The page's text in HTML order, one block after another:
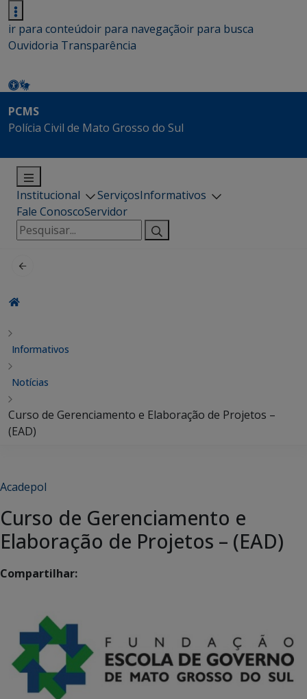
ir para conteúdoir para navegaçãoir para busca
Ouvidoria Transparência
PCMS
Polícia Civil de Mato Grosso do Sul
Institucional ServiçosInformativos
Fale ConoscoServidor
Pesquisar
por:
Informativos
Notícias
Curso de Gerenciamento e Elaboração de Projetos –
(EAD)
Acadepol
Curso de Gerenciamento e
Elaboração de Projetos – (EAD)
Compartilhar: